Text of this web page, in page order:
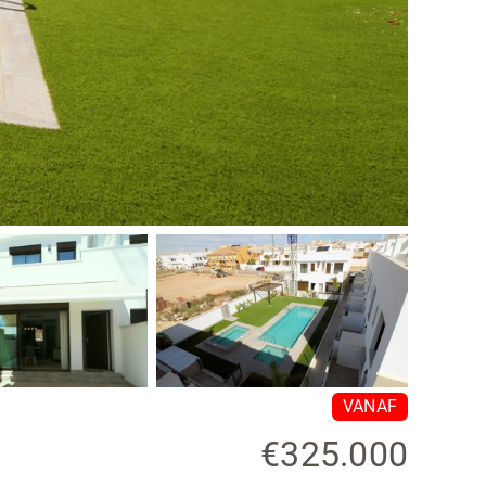
€325.000
VANAF